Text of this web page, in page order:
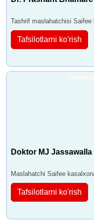
Tashrif maslahatchisi
Tafsilotlarni ko'rish
Doktor MJ Jassawalla
Maslahatchi Saifee
Tafsilotlarni ko'rish